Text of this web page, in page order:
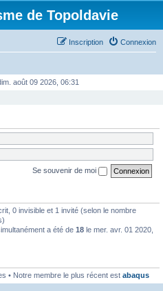
de Topoldavie
Connexion
Inscription
août 09 2026, 06:31
Se souvenir de moi
0 invisible et 1 invité (selon le nombre
a été de 18 le mer. avr. 01 2020,
• Notre membre le plus récent est abaqus